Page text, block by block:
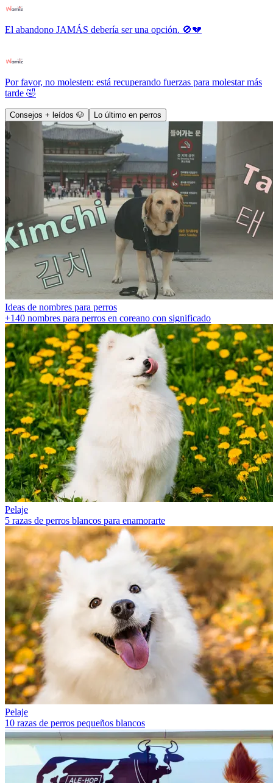
El abandono JAMÁS debería ser una opción. 🚫💔
Por favor, no molesten: está recuperando fuerzas para molestar más
tarde 🤣
Consejos + leídos 🐶 Lo último en perros
Ideas de nombres para perros
+140 nombres para perros en coreano con significado
Pelaje
5 razas de perros blancos para enamorarte
Pelaje
10 razas de perros pequeños blancos